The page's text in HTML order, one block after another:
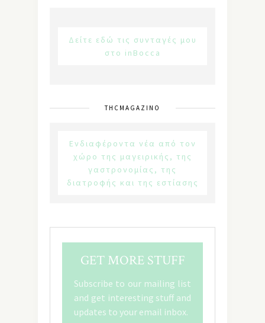
Δείτε εδώ τις συνταγές μου
στο inBocca
THCMAGAZINO
Ενδιαφέροντα νέα από τον
χώρο της μαγειρικής, της
γαστρονομίας, της
διατροφής και της εστίασης
GET MORE STUFF
Subscribe to our mailing list
and get interesting stuff and
updates to your email inbox.